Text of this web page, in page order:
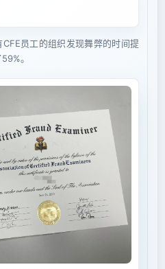
员工的组织发现舞弊的时间提
。